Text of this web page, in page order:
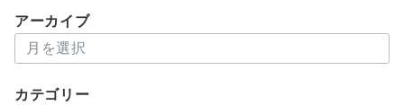
アーカイブ
ー
イ
カテゴリー